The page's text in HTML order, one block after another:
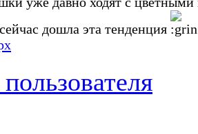
дошла эта тенденция